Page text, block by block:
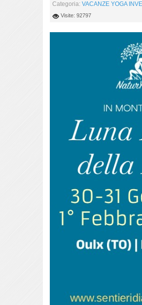
Categoria:VACANZE YOGA
Visite: 92797